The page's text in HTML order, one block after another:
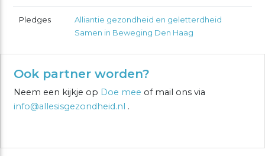
Pledges
Alliantie gezondheid en geletterdheid
Samen in Beweging Den Haag
Ook partner worden?
Neem een kijkje op Doe mee of mail ons via
info@allesisgezondheid.nl .